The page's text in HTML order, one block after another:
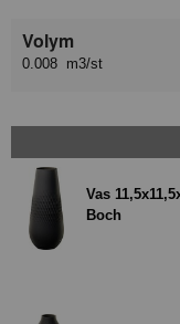
Volym
0.008 m3/st
Vas
Boch